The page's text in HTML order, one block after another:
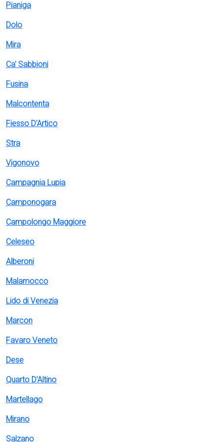
Pianiga
Dolo
Mira
Ca' Sabbioni
Fusina
Malcontenta
Fiesso D'Artico
Stra
Vigonovo
Campagnia Lupia
Camponogara
Campolongo Maggiore
Celeseo
Alberoni
Malamocco
Lido di Venezia
Marcon
Favaro Veneto
Dese
Quarto D'Altino
Martellago
Mirano
Salzano